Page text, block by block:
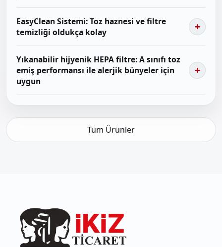
EasyClean Sistemi: Toz haznesi ve filtre
temizliği oldukça kolay
Yıkanabilir hijyenik HEPA filtre: A sınıfı toz
emiş performansı ile alerjik bünyeler için
uygun
Tüm Ürünler